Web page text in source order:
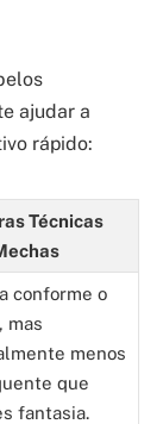
ajudar a
rápido:
Técnicas
conforme o
mas
menos
que
fantasia.